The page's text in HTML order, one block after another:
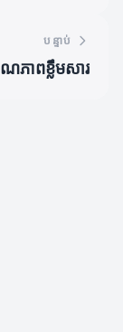
បន្ទាប់
ភាពខ្លឹមសារ